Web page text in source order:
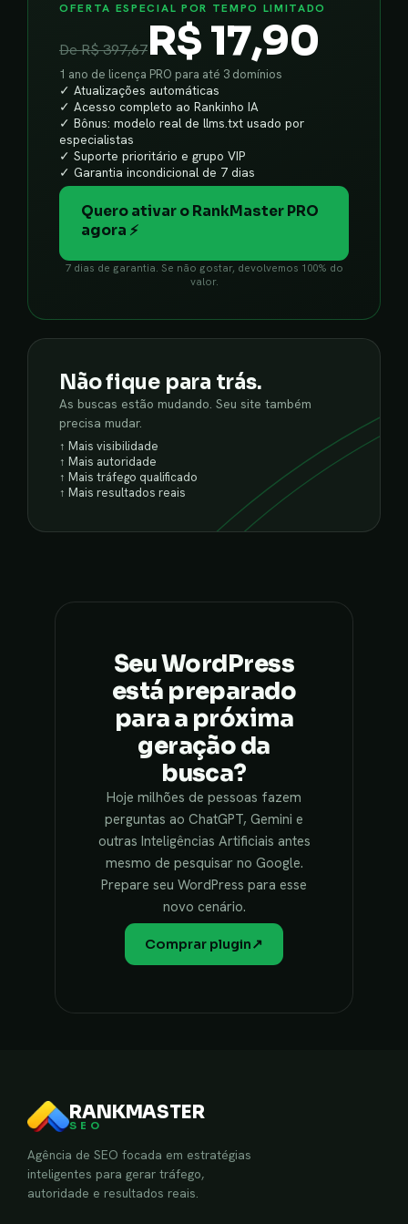
OFERTA ESPECIAL POR TEMPO LIMITADO
De R$ 397,67R$ 17,90
1 ano de licença PRO para até 3 domínios
✓ Atualizações automáticas
✓ Acesso completo ao Rankinho IA
✓ Bônus: modelo real de llms.txt usado por
especialistas
✓ Suporte prioritário e grupo VIP
✓ Garantia incondicional de 7 dias
Quero ativar o RankMaster PRO
agora ⚡
7 dias de garantia. Se não gostar, devolvemos 100% do
valor.
Não fique para trás.
As buscas estão mudando. Seu site também
precisa mudar.
↑ Mais visibilidade
↑ Mais autoridade
↑ Mais tráfego qualificado
↑ Mais resultados reais
Seu WordPress
está preparado
para a próxima
geração da
busca?
Hoje milhões de pessoas fazem
perguntas ao ChatGPT, Gemini e
outras Inteligências Artificiais antes
mesmo de pesquisar no Google.
Prepare seu WordPress para esse
novo cenário.
Comprar plugin↗
RANKMASTER
SEO
Agência de SEO focada em estratégias
inteligentes para gerar tráfego,
autoridade e resultados reais.